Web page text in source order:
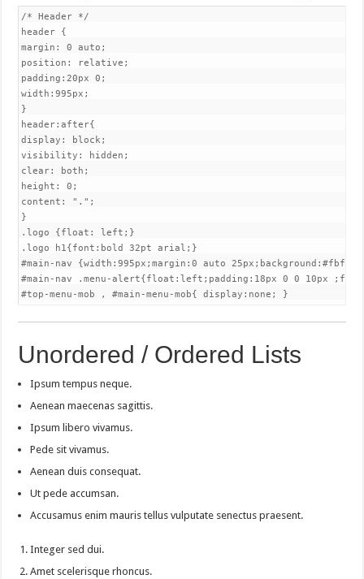
/* Header */
header {
margin: 0 auto;
position: relative;
padding:20px 0;
width:995px;
}
header:after{
display: block;
visibility: hidden;
clear: both;
height: 0;
content: ".";
}
.logo {float: left;}
.logo h1{font:bold 32pt arial;}
#main-nav {width:995px;margin:0 auto
#main-nav .menu-alert{float:left;padding:18px 0 0 10px
#top-menu-mob , #main-menu-mob{ display:none; }
Unordered / Ordered Lists
Ipsum tempus neque.
Aenean maecenas sagittis.
Ipsum libero vivamus.
Pede sit vivamus.
Aenean duis consequat.
Ut pede accumsan.
Accusamus enim mauris tellus vulputate senectus praesent.
Integer sed dui.
Amet scelerisque rhoncus.